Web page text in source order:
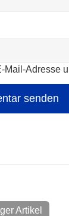
Mail-Adresse
Artikel